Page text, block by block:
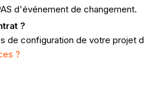
d'événement de changement.
?
de configuration de votre projet
?